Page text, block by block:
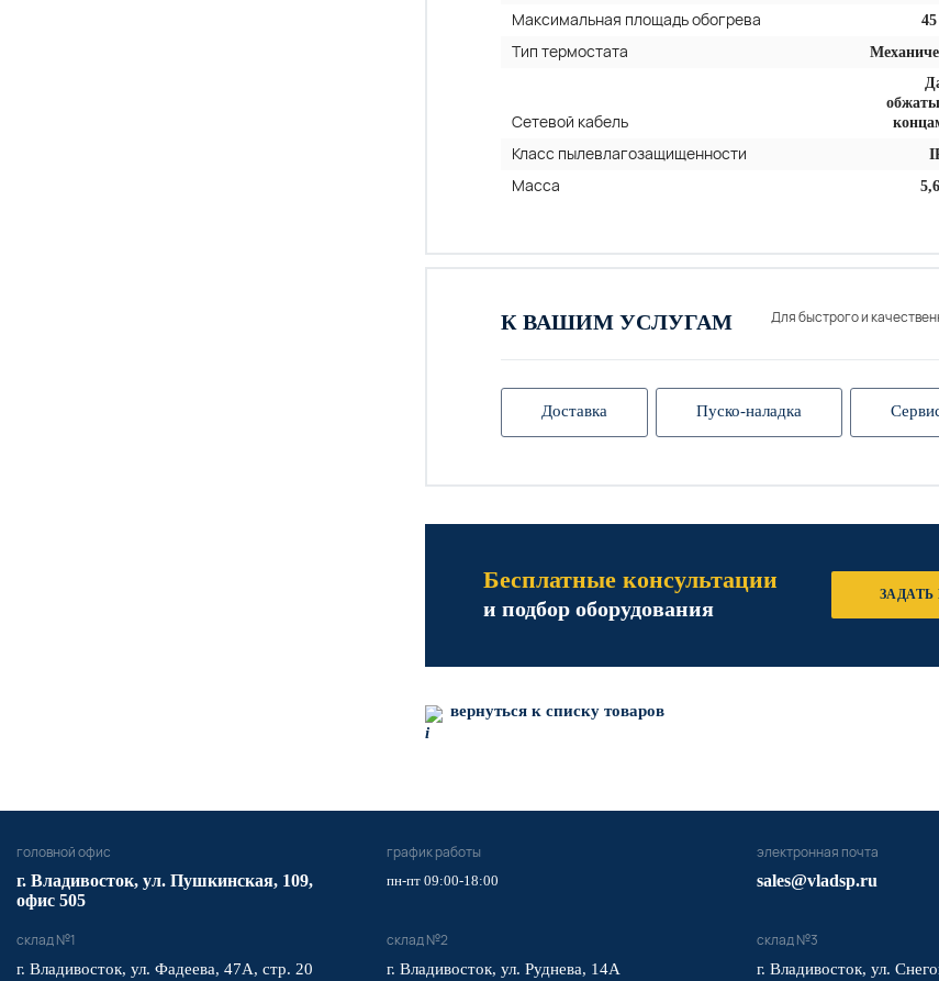
Максимальная площадь обогрева
Тип термостата
Сетевой кабель
Класс пылевлагозащищенности
Масса
К ВАШИМ УСЛУГАМ Для быстрого и
Доставка Пуско-наладка
Бесплатные консультации
и подбор оборудования
ЗАДАТЬ
вернуться к списку товаров
головной офис
​г. Владивосток, ул. Пушкинская, 109,
офис 505
график работы
пн-пт 09:00-18:00
электронная почта
sales@vladsp.ru
склад №1
г. Владивосток, ул. Фадеева, 47А, стр. 20
склад №2
г. Владивосток, ул. Руднева, 14А
склад №3
г. Владивосток, ул.